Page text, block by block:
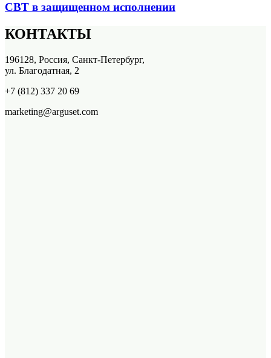
СВТ в защищенном исполнении
КОНТАКТЫ
196128, Россия, Санкт-Петербург,
ул. Благодатная, 2
+7 (812) 337 20 69
marketing@arguset.com